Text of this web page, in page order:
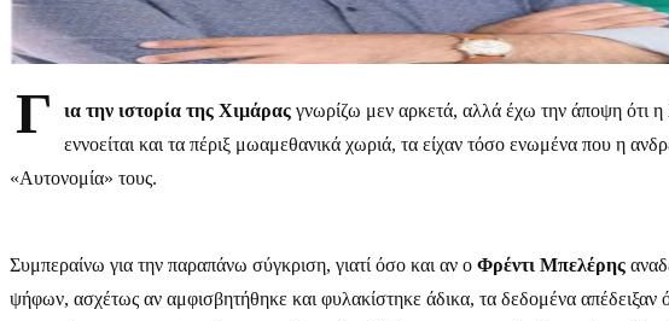
Γ ια την ιστορία της Χιμάραςγνωρίζω μεν αρκετά, αλλά έχω την άποψη ότι
εννοείται και τα πέριξ μωαμεθανικά χωριά, τα είχαν τόσο ενωμένα που η
«Αυτονομία» τους.
Συμπεραίνω για την παραπάνω σύγκριση, γιατί όσο και αν ο Φρέντι Μπελέρης
ψήφων, ασχέτως αν αμφισβητήθηκε και φυλακίστηκε άδικα, τα δεδομένα απέδειξαν